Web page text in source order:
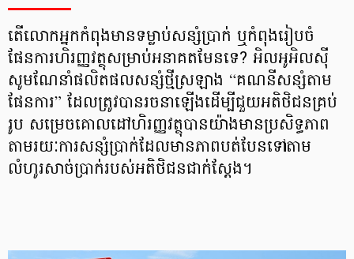
តើលោកអ្នកកំពុងមានទម្លាប់សន្សំប្រាក់ ឬកំពុងរៀបចំ
ផែនការហិរញ្ញវត្ថុសម្រាប់អនាគតមែនទេ? អិលអូអិលស៊ី
សូមណែនាំផលិតផលសន្សំថ្មីស្រឡាង “គណនីសន្សំតាម
ផែនការ” ដែលត្រូវបានរចនាឡើងដើម្បីជួយអតិថិជនគ្រប់
រូប សម្រេចគោលដៅហិរញ្ញវត្ថុបានយ៉ាងមានប្រសិទ្ធភាព
តាមរយៈការសន្សំប្រាក់ដែលមានភាពបត់បែនទៅតាម
លំហូរសាច់ប្រាក់របស់អតិថិជនជាក់ស្តែង។